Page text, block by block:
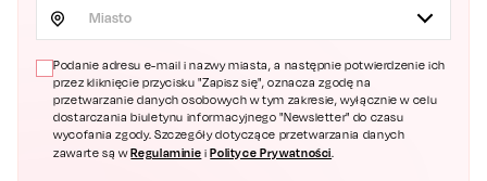
Miasto
Podanie adresu e-mail i nazwy miasta, a następnie potwierdzenie ich
przez kliknięcie przycisku "Zapisz się", oznacza zgodę na
przetwarzanie danych osobowych w tym zakresie, wyłącznie w celu
dostarczania biuletynu informacyjnego "Newsletter" do czasu
wycofania zgody. Szczegóły dotyczące przetwarzania danych
zawarte są wRegulaminie i Polityce Prywatności.